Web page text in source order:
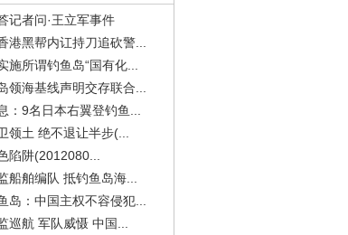
记者问·王立军事件
港黑帮内讧持刀追砍警...
施所谓钓鱼岛“国有化...
领海基线声明交存联合...
：9名日本右翼登钓鱼...
领土 绝不退让半步(...
陷阱(2012080...
船舶编队 抵钓鱼岛海...
岛：中国主权不容侵犯...
巡航 军队威慑 中国...